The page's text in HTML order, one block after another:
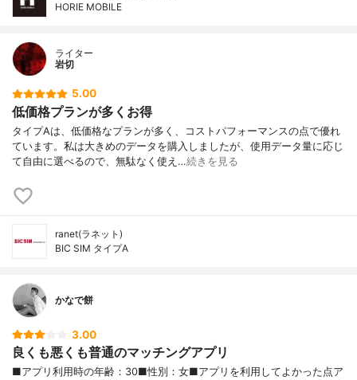
HORIE MOBILE
ライター
岩切
5.00
低価格プランが多くお得
タイプAは、低価格なプランが多く、コストパフォーマンスの点で優れ
ています。私は大きめのデータを購入しましたが、使用データ量に応じ
て自由に選べるので、無駄なく使え…続きを見る
ranet(ラネット)
BIC SIM タイプA
かなで餅
3.00
良くも悪くも普通のマッチングアプリ
■アプリ利用時の年齢：30■性別：女■アプリを利用してよかった点ア